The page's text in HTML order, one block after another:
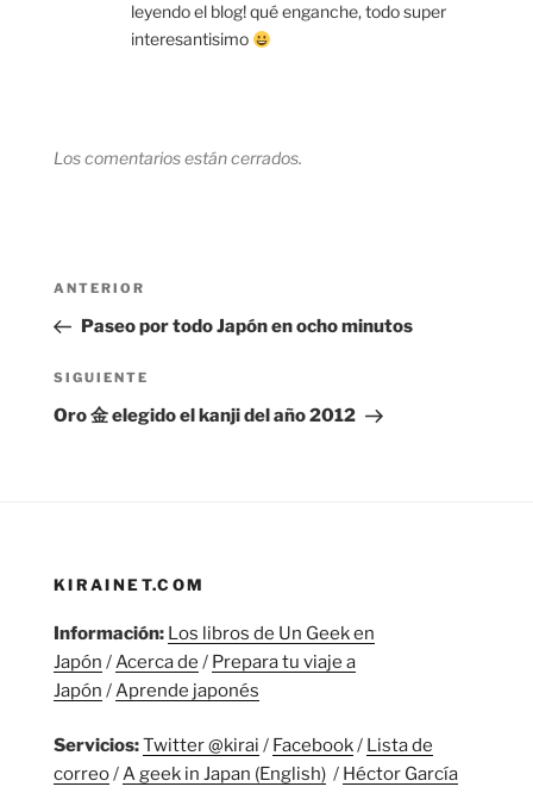
leyendo el blog! qué enganche, todo super
interesantisimo
Los comentarios están cerrados.
Navegación
entradas
Entrada
anterior:
ANTERIOR
Paseo por todo Japón en ocho minutos
Siguiente
entrada
SIGUIENTE
Oro 金 elegido el kanji del año 2012
KIRAINET.COM
Información: Los libros de Un Geek en
Japón /Acerca de / Prepara tu viaje a
Japón /Aprende japonés
Servicios:Twitter @kirai / Facebook/ Lista de
correo/A geek in Japan (English) / Héctor García